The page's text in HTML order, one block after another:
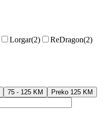
Lorgar(2) ReDragon(2)
75 - 125 KM Preko 125 KM